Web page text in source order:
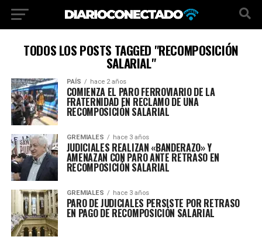
TODOS LOS POSTS TAGGED "RECOMPOSICIÓN
SALARIAL"
PAÍS hace 2 años
COMIENZA EL PARO FERROVIARIO DE LA
FRATERNIDAD EN RECLAMO DE UNA
RECOMPOSICIÓN SALARIAL
GREMIALES hace 3 años
JUDICIALES REALIZAN «BANDERAZO» Y
AMENAZAN CON PARO ANTE RETRASO EN
RECOMPOSICIÓN SALARIAL
GREMIALES hace 3 años
PARO DE JUDICIALES PERSISTE POR RETRASO
EN PAGO DE RECOMPOSICIÓN SALARIAL